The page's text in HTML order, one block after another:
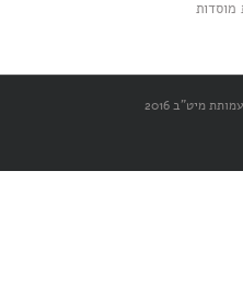
מיט"ב 2016